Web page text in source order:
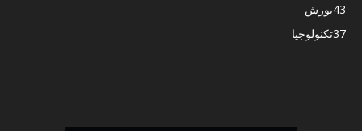
بورش43
تكنولوجيا37